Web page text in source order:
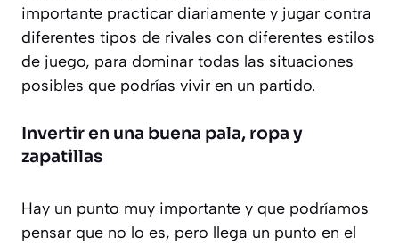
importante practicar diariamente y jugar contra
diferentes tipos de rivales con diferentes estilos
de juego, para dominar todas las situaciones
posibles que podrías vivir en un partido.
Invertir en una buena pala, ropa y
zapatillas
Hay un punto muy importante y que podríamos
pensar que no lo es, pero llega un punto en el